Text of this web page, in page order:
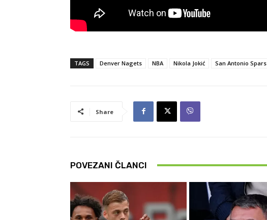
TAGS Denver Nagets NBA Nikola Jokić San Antonio Spars
Share
POVEZANI ČLANCI